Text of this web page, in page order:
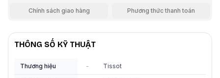
Chính sách giao hàng Phương thức thanh toán
THÔNG SỐ KỸ THUẬT
Thương hiệu - Tissot